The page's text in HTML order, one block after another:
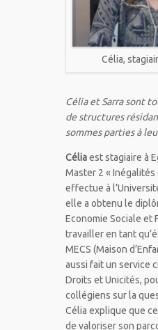
Célia,
Célia et Sarra sont
de structures
sommes parties à
Céliaest stagiaire à
Master 2 « Inégalités
effectue à
elle a obtenu le
Economie Sociale et
travailler en tant
MECS (Maison
aussi fait un service
Droits et Unicités,
collégiens sur la
Célia explique que
de valoriser son